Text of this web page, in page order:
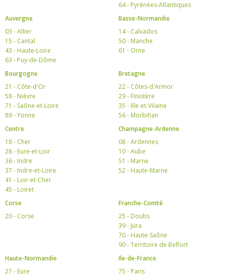
64 - Pyrénées-Atlantiques
Auvergne
03 - Allier
15 - Cantal
43 - Haute-Loire
63 - Puy-de-Dôme
Basse-Normandie
14 - Calvados
50 - Manche
61 - Orne
Bourgogne
21 - Côte-d'Or
58 - Nièvre
71 - Saône-et-Loire
89 - Yonne
Bretagne
22 - Côtes-d'Armor
29 - Finistère
35 - Ille-et-Vilaine
56 - Morbihan
Centre
18 - Cher
28 - Eure-et-Loir
36 - Indre
37 - Indre-et-Loire
41 - Loir-et-Cher
45 - Loiret
Champagne-Ardenne
08 - Ardennes
10 - Aube
51 - Marne
52 - Haute-Marne
Corse
20 - Corse
Franche-Comté
25 - Doubs
39 - Jura
70 - Haute-Saône
90 - Territoire de Belfort
Haute-Normandie
27 - Eure
Ile-de-France
75 - Paris